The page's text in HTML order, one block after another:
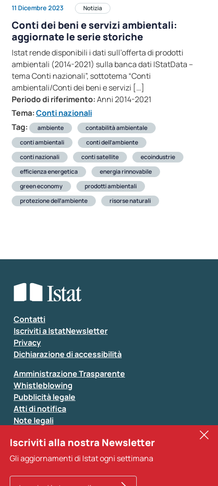
11 Dicembre 2023 Notizia
Conti dei beni e servizi ambientali:
aggiornate le serie storiche
Istat rende disponibili i dati sull’offerta di prodotti
ambientali (2014-2021) sulla banca dati IStatData –
tema Conti nazionali”, sottotema “Conti
ambientali/Conti dei beni e servizi […]
Periodo di riferimento:Anni 2014-2021
Tema:Conti nazionali
Tag:
ambiente
contabilità ambientale
conti ambientali
conti dell’ambiente
conti nazionali
conti satellite
ecoindustrie
efficienza energetica
energia rinnovabile
green economy
prodotti ambientali
protezione dell’ambiente
risorse naturali
Contatti
Iscriviti a IstatNewsletter
Privacy
Dichiarazione di accessibilità
Amministrazione Trasparente
Whistleblowing
Pubblicità legale
Atti di notifica
Note legali
Sistan
Altri servizi
Iscriviti alla nostra Newsletter
Gli aggiornamenti di Istat ogni settimana